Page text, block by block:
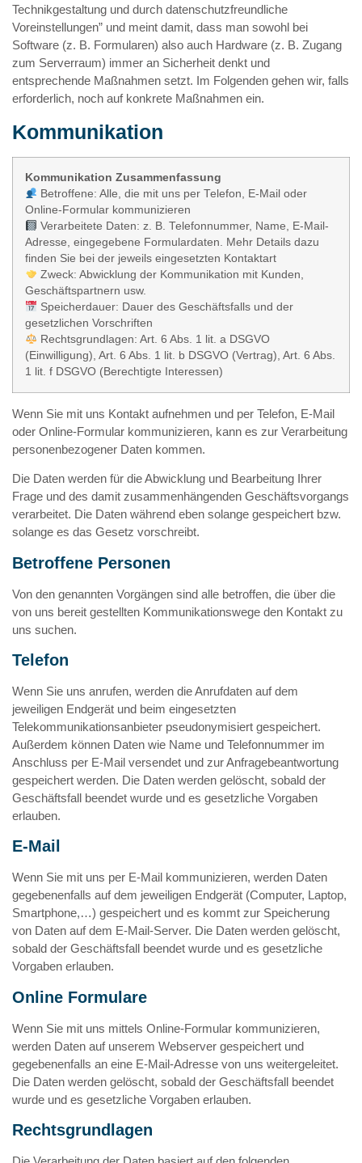
Technikgestaltung und durch datenschutzfreundliche
Voreinstellungen” und meint damit, dass man sowohl bei
Software (z. B. Formularen) also auch Hardware (z. B. Zugang
zum Serverraum) immer an Sicherheit denkt und
entsprechende Maßnahmen setzt. Im Folgenden gehen wir, falls
erforderlich, noch auf konkrete Maßnahmen ein.
Kommunikation
Kommunikation Zusammenfassung
Betroffene: Alle, die mit uns per Telefon, E-Mail oder
Online-Formular kommunizieren
Verarbeitete Daten: z. B. Telefonnummer, Name, E-Mail-
Adresse, eingegebene Formulardaten. Mehr Details dazu
finden Sie bei der jeweils eingesetzten Kontaktart
Zweck: Abwicklung der Kommunikation mit Kunden,
Geschäftspartnern usw.
Speicherdauer: Dauer des Geschäftsfalls und der
gesetzlichen Vorschriften
Rechtsgrundlagen: Art. 6 Abs. 1 lit. a DSGVO
(Einwilligung), Art. 6 Abs. 1 lit. b DSGVO (Vertrag), Art. 6 Abs.
1 lit. f DSGVO (Berechtigte Interessen)
Wenn Sie mit uns Kontakt aufnehmen und per Telefon, E-Mail
oder Online-Formular kommunizieren, kann es zur Verarbeitung
personenbezogener Daten kommen.
Die Daten werden für die Abwicklung und Bearbeitung Ihrer
Frage und des damit zusammenhängenden Geschäftsvorgangs
verarbeitet. Die Daten während eben solange gespeichert bzw.
solange es das Gesetz vorschreibt.
Betroffene Personen
Von den genannten Vorgängen sind alle betroffen, die über die
von uns bereit gestellten Kommunikationswege den Kontakt zu
uns suchen.
Telefon
Wenn Sie uns anrufen, werden die Anrufdaten auf dem
jeweiligen Endgerät und beim eingesetzten
Telekommunikationsanbieter pseudonymisiert gespeichert.
Außerdem können Daten wie Name und Telefonnummer im
Anschluss per E-Mail versendet und zur Anfragebeantwortung
gespeichert werden. Die Daten werden gelöscht, sobald der
Geschäftsfall beendet wurde und es gesetzliche Vorgaben
erlauben.
E-Mail
Wenn Sie mit uns per E-Mail kommunizieren, werden Daten
gegebenenfalls auf dem jeweiligen Endgerät (Computer, Laptop,
Smartphone,…) gespeichert und es kommt zur Speicherung
von Daten auf dem E-Mail-Server. Die Daten werden gelöscht,
sobald der Geschäftsfall beendet wurde und es gesetzliche
Vorgaben erlauben.
Online Formulare
Wenn Sie mit uns mittels Online-Formular kommunizieren,
werden Daten auf unserem Webserver gespeichert und
gegebenenfalls an eine E-Mail-Adresse von uns weitergeleitet.
Die Daten werden gelöscht, sobald der Geschäftsfall beendet
wurde und es gesetzliche Vorgaben erlauben.
Rechtsgrundlagen